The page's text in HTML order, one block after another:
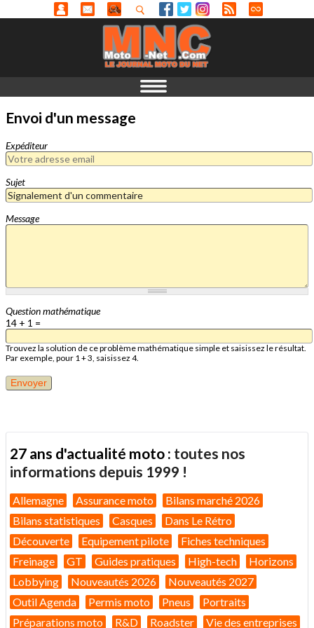
Envoi d'un message
Expéditeur
Sujet
Message
Question mathématique
14 + 1 =
Trouvez la solution de ce problème mathématique simple et saisissez le résultat.
Par exemple, pour 1 + 3, saisissez 4.
27 ans d'actualité moto : toutes nos
informations depuis 1999 !
Allemagne Assurance moto
Bilans marché 2026
Bilans statistiques
Casques
Dans Le Rétro
Découverte
Equipement pilote
Fiches techniques
Freinage
GT Guides pratiques High-tech
Horizons
Lobbying
Nouveautés 2026
Nouveautés 2027
Outil Agenda
Permis moto Pneus
Portraits
Préparations moto
R&D Roadster Vie des entreprises